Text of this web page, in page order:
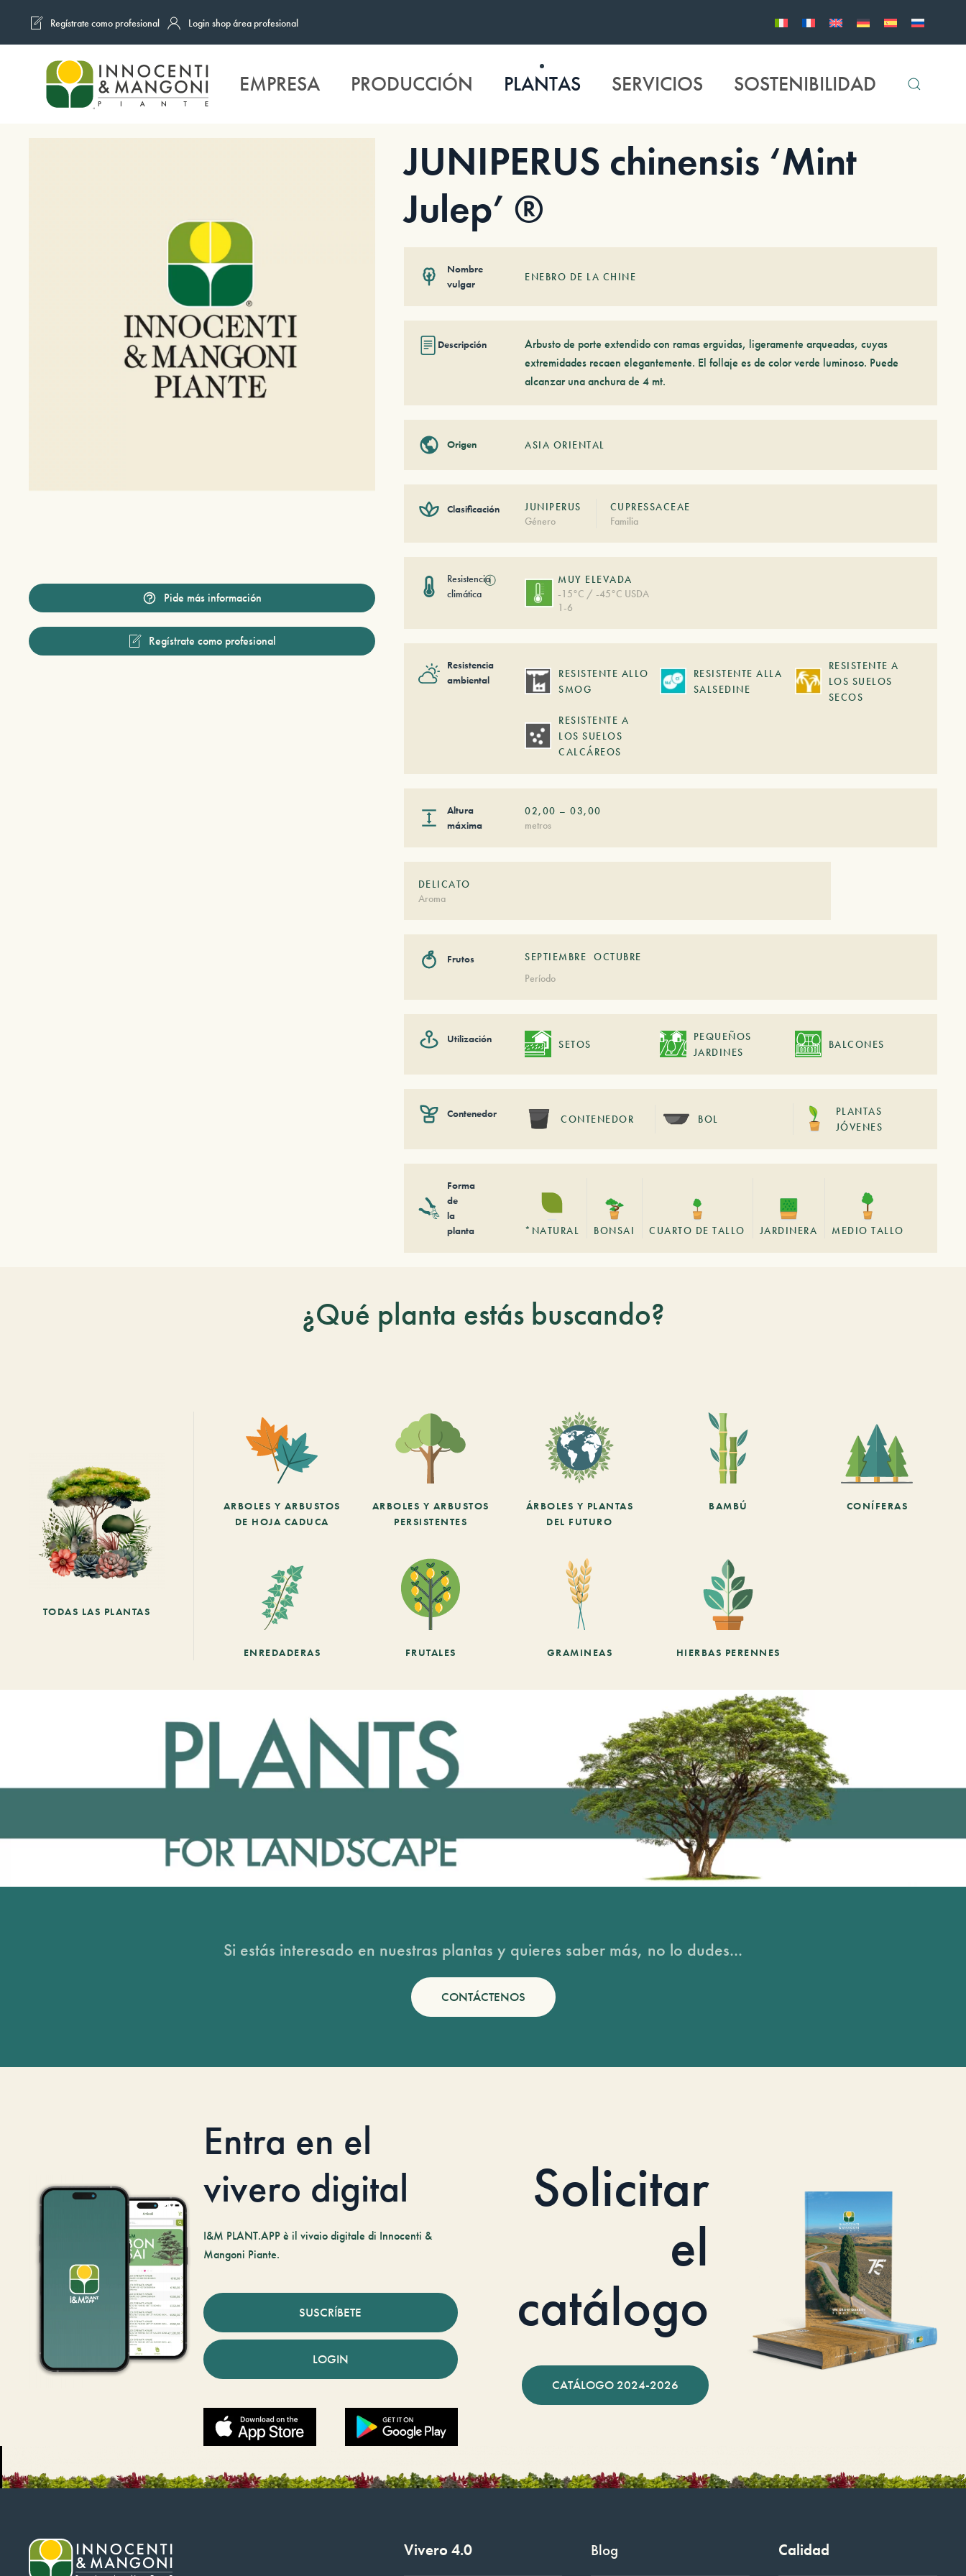
Skip to main content
Regístrate como profesional Login shop área profesional
EMPRESA PRODUCCIÓN PLANTAS SERVICIOS SOSTENIBILIDAD
Pide más información
Regístrate como profesional
JUNIPERUS chinensis ‘Mint
Julep’ ®
Nombre
vulgar
ENEBRO DE LA CHINE
Descripción
Arbusto de porte extendido con ramas erguidas, ligeramente arqueadas, cuyas
extremidades recaen elegantemente. El follaje es de color verde luminoso. Puede
alcanzar una anchura de 4 mt.
Origen ASIA ORIENTAL
Clasificación
JUNIPERUS
Género
CUPRESSACEAE
Familia
Resistencia
climática
ⓘ
MUY ELEVADA
-15°C / -45°C USDA
1-6
Resistencia
ambiental
RESISTENTE ALLO
SMOG
RESISTENTE ALLA
SALSEDINE
RESISTENTE A
LOS SUELOS
SECOS
RESISTENTE A
LOS SUELOS
CALCÁREOS
Altura
máxima
02,00 –03,00
metros
DELICATO
Aroma
Frutos SEPTIEMBRE
OCTUBRE
Período
Utilización SETOS
PEQUEÑOS
JARDINES
BALCONES
Contenedor CONTENEDOR BOL
PLANTAS
JÓVENES
Forma
de
la
planta
*NATURAL BONSAI CUARTO DE TALLO JARDINERA MEDIO TALLO
¿Qué planta estás buscando?
TODAS LAS PLANTAS
ARBOLES Y ARBUSTOS
DE HOJA CADUCA
ARBOLES Y ARBUSTOS
PERSISTENTES
ÁRBOLES Y PLANTAS
DEL FUTURO
BAMBÚ CONÍFERAS
ENREDADERAS FRUTALES GRAMINEAS HIERBAS PERENNES
Si estás interesado en nuestras plantas y quieres saber más, no lo dudes...
CONTÁCTENOS
Entra en el
vivero digital
I&M PLANT.APP è il vivaio digitale di Innocenti &
Mangoni Piante.
SUSCRÍBETE
LOGIN
Solicitar
el
catálogo
CATÁLOGO 2024-2026
Vivero 4.0 Blog Calidad